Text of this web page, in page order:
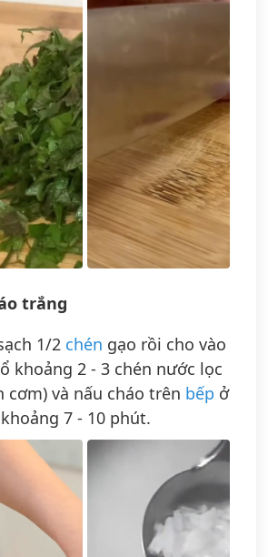
trắng
1/2 chén gạo rồi cho vào
khoảng 2 - 3 chén nước lọc
cơm) và nấu cháo trên bếp ở
7 - 10 phút.